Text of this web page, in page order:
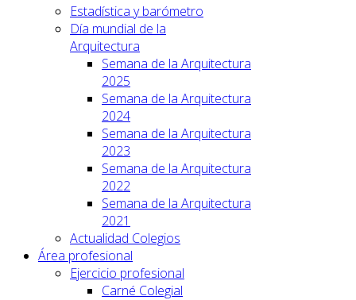
Estadística y barómetro
Día mundial de la
Arquitectura
Semana de la Arquitectura
2025
Semana de la Arquitectura
2024
Semana de la Arquitectura
2023
Semana de la Arquitectura
2022
Semana de la Arquitectura
2021
Actualidad Colegios
Área profesional
Ejercicio profesional
Carné Colegial